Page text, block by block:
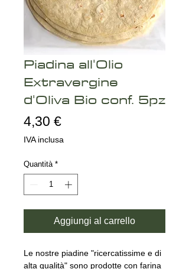
Piadina all'Olio
Extravergine
d'Oliva Bio conf. 5pz
4,30 €Prezzo
IVA inclusa
Quantità *
Aggiungi al carrello
Le nostre piadine "ricercatissime e di
alta qualità" sono prodotte con farina